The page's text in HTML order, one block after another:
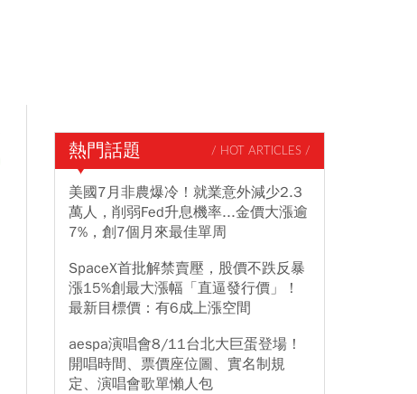
熱門話題 / HOT ARTICLES /
美國7月非農爆冷！就業意外減少2.3
萬人，削弱Fed升息機率...金價大漲逾
7%，創7個月來最佳單周
SpaceX首批解禁賣壓，股價不跌反暴
漲15%創最大漲幅「直逼發行價」！
最新目標價：有6成上漲空間
aespa演唱會8/11台北大巨蛋登場！
開唱時間、票價座位圖、實名制規
定、演唱會歌單懶人包